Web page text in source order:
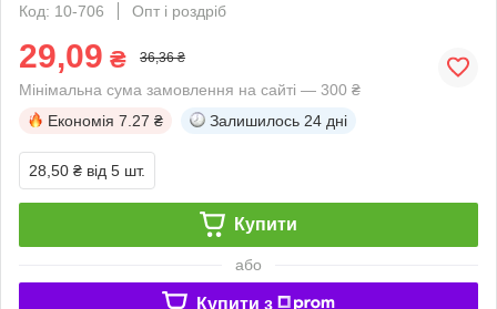
Код: 10-706
Опт і роздріб
29,09 ₴ 36,36 ₴
Мінімальна сума замовлення на сайті — 300 ₴
Економія 7.27 ₴ Залишилось 24 дні
28,50 ₴ від 5 шт.
Купити
або
Купити з